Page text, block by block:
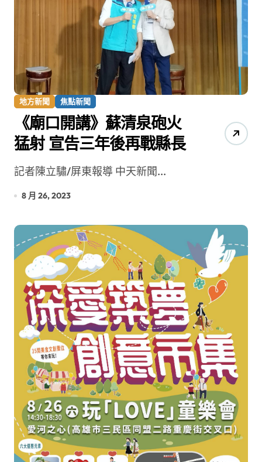
地方新聞 焦點新聞
《廟口開講》蘇清泉砲火
猛射 宣告三年後再戰縣長
記者陳立驌/屏東報導 中天新聞...
8 月 26, 2023